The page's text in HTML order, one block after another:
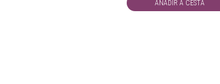
AÑADIR A CESTA